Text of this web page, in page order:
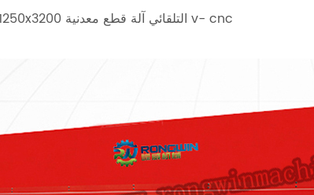
rw-vc01-1250x3200 التلقائي آلة قطع معدنية v- cnc